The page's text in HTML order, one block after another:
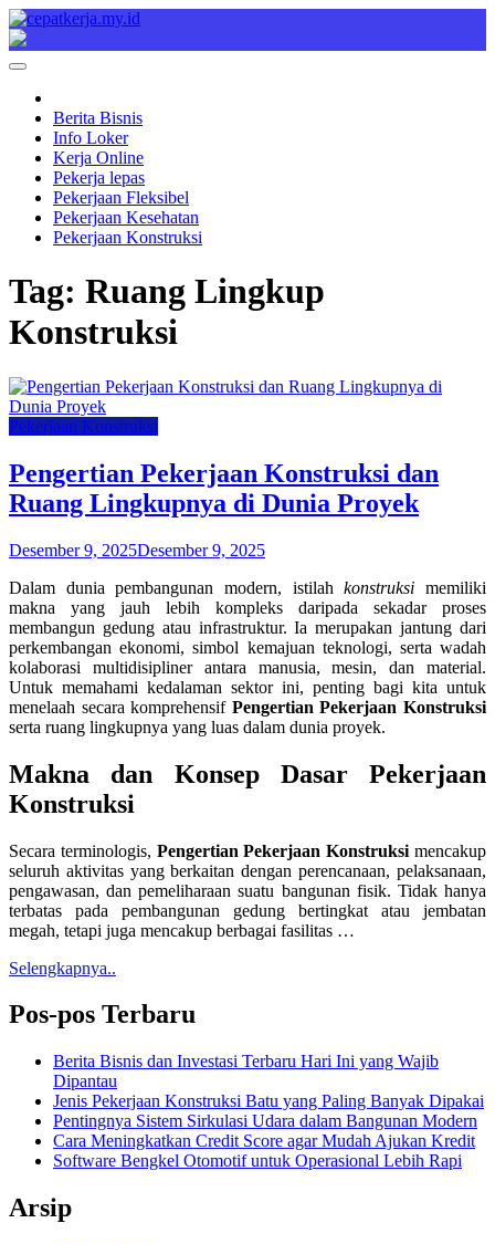
Skip
to
content
Cepat Kerja
Berita Bisnis
Berita Bisnis
Info Loker
Kerja Online
Pekerja lepas
Pekerjaan Fleksibel
Pekerjaan Kesehatan
Pekerjaan Konstruksi
Tag: Ruang Lingkup
Konstruksi
Pekerjaan Konstruksi
Pengertian Pekerjaan Konstruksi dan
Ruang Lingkupnya di Dunia Proyek
Desember 9, 2025Desember 9, 2025
Dalam dunia pembangunan modern, istilahkonstruksi memiliki
makna yang jauh lebih kompleks daripada sekadar proses
membangun gedung atau infrastruktur. Ia merupakan jantung dari
perkembangan ekonomi, simbol kemajuan teknologi, serta wadah
kolaborasi multidisipliner antara manusia, mesin, dan material.
Untuk memahami kedalaman sektor ini, penting bagi kita untuk
menelaah secara komprehensif Pengertian Pekerjaan Konstruksi
serta ruang lingkupnya yang luas dalam dunia proyek.
Makna dan Konsep Dasar Pekerjaan
Konstruksi
Secara terminologis, Pengertian Pekerjaan Konstruksi mencakup
seluruh aktivitas yang berkaitan dengan perencanaan, pelaksanaan,
pengawasan, dan pemeliharaan suatu bangunan fisik. Tidak hanya
terbatas pada pembangunan gedung bertingkat atau jembatan
megah, tetapi juga mencakup berbagai fasilitas …
Selengkapnya..
Pos-pos Terbaru
Berita Bisnis dan Investasi Terbaru Hari Ini yang Wajib
Dipantau
Jenis Pekerjaan Konstruksi Batu yang Paling Banyak Dipakai
Pentingnya Sistem Sirkulasi Udara dalam Bangunan Modern
Cara Meningkatkan Credit Score agar Mudah Ajukan Kredit
Software Bengkel Otomotif untuk Operasional Lebih Rapi
Arsip